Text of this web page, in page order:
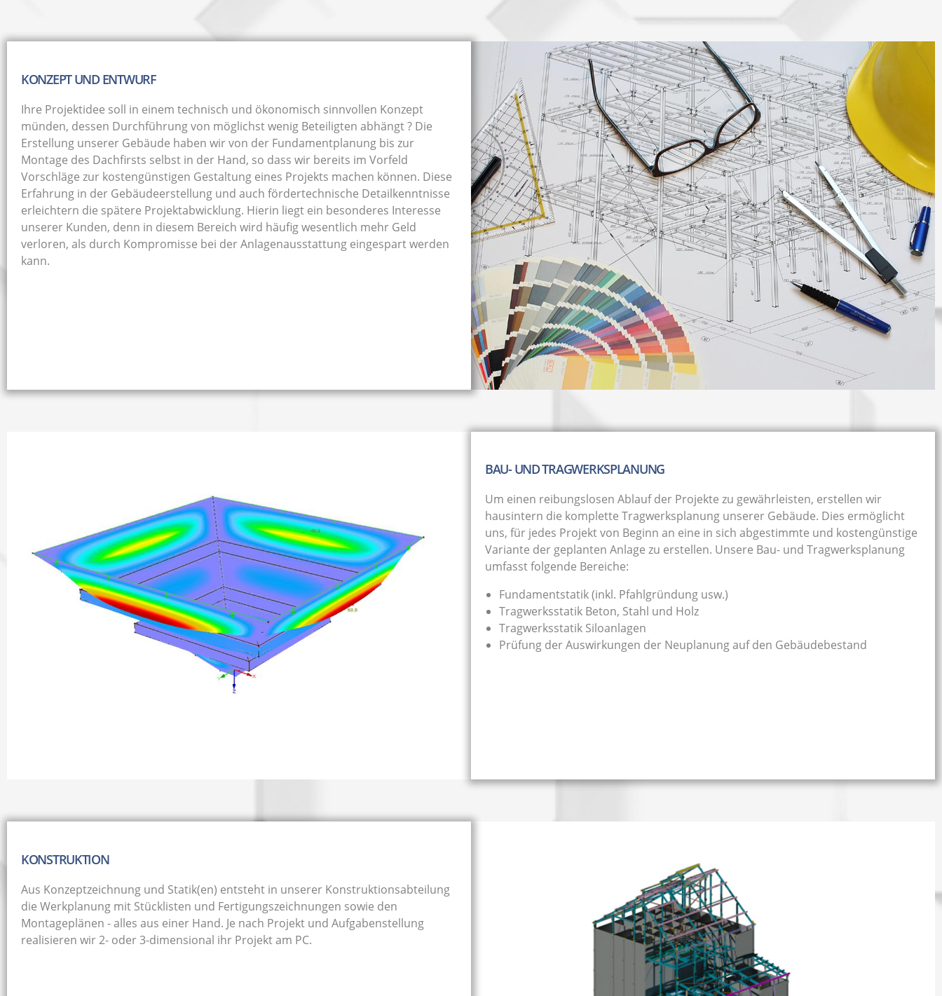
KONZEPT UND ENTWURF
Ihre Projektidee soll in einem technisch und ökonomisch sinnvollen Konzept
münden, dessen Durchführung von möglichst wenig Beteiligten abhängt ? Die
Erstellung unserer Gebäude haben wir von der Fundamentplanung bis zur
Montage des Dachfirsts selbst in der Hand, so dass wir bereits im Vorfeld
Vorschläge zur kostengünstigen Gestaltung eines Projekts machen können. Diese
Erfahrung in der Gebäudeerstellung und auch fördertechnische Detailkenntnisse
erleichtern die spätere Projektabwicklung. Hierin liegt ein besonderes Interesse
unserer Kunden, denn in diesem Bereich wird häufig wesentlich mehr Geld
verloren, als durch Kompromisse bei der Anlagenausstattung eingespart werden
kann.
BAU- UND TRAGWERKSPLANUNG
Um einen reibungslosen Ablauf der Projekte zu gewährleisten, erstellen wir
hausintern die komplette Tragwerksplanung unserer Gebäude. Dies ermöglicht
uns, für jedes Projekt von Beginn an eine in sich abgestimmte und kostengünstige
Variante der geplanten Anlage zu erstellen. Unsere Bau- und Tragwerksplanung
umfasst folgende Bereiche:
Fundamentstatik (inkl. Pfahlgründung usw.)
Tragwerksstatik Beton, Stahl und Holz
Tragwerksstatik Siloanlagen
Prüfung der Auswirkungen der Neuplanung auf den Gebäudebestand
KONSTRUKTION
Aus Konzeptzeichnung und Statik(en) entsteht in unserer Konstruktionsabteilung
die Werkplanung mit Stücklisten und Fertigungszeichnungen sowie den
Montageplänen - alles aus einer Hand. Je nach Projekt und Aufgabenstellung
realisieren wir 2- oder 3-dimensional ihr Projekt am PC.